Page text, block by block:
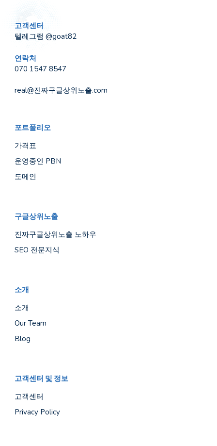
고객센터
텔레그램 @goat82
연락처
070 1547 8547
real@진짜구글상위노출.com
포트폴리오
가격표
운영중인 PBN
도메인
구글상위노출
진짜구글상위노출 노하우
SEO 전문지식
소개
소개
Our Team
Blog
고객센터 및 정보
고객센터
Privacy Policy